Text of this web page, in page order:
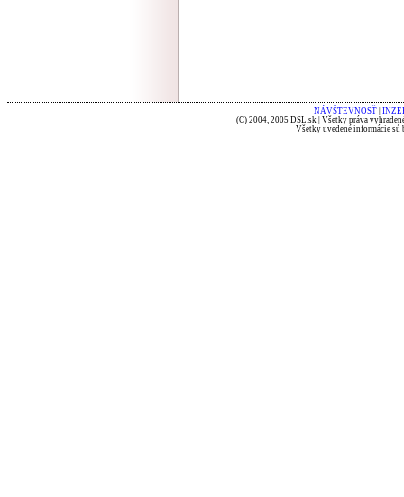
NÁVŠTEVNOSŤ
(C) 2004, 2005 DSL.sk | Všetky práva
Všetky uvedené informácie sú